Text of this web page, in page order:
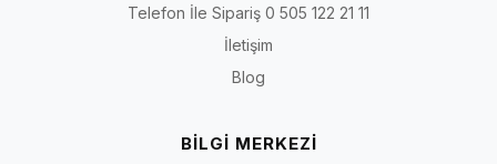
Telefon İle Sipariş 0 505 122 21 11
İletişim
Blog
BİLGİ MERKEZİ